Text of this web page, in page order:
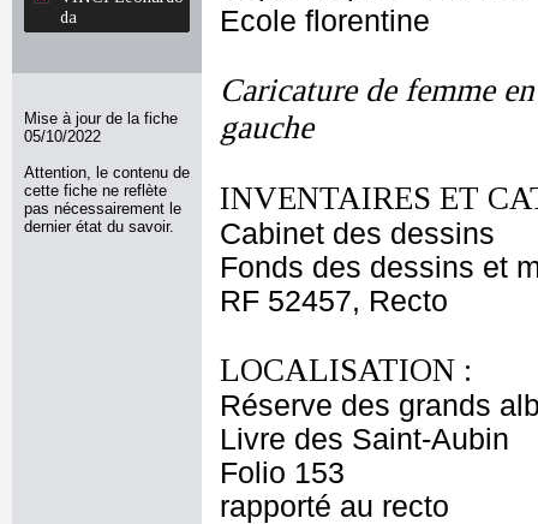
da
Mise à jour de la fiche
05/10/2022
Attention, le contenu de
cette fiche ne reflète
pas nécessairement le
dernier état du savoir.
Ecole florentine
Caricature de femme
gauche
INVENTAIRES ET
Cabinet des dessins
Fonds des dessins et
RF 52457, Recto
LOCALISATION :
Réserve des grands
Livre des Saint-Aubin
Folio 153
rapporté au recto